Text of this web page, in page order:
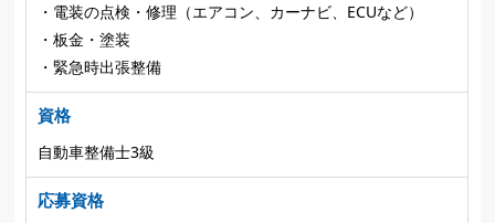
・電装の点検・修理（エアコン、カーナビ、ECUなど）
・板金・塗装
・緊急時出張整備
資格
自動車整備士3級
応募資格